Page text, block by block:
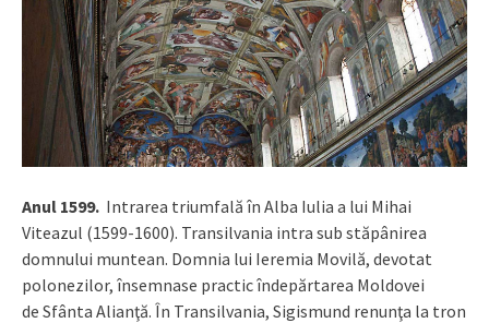
Anul 1599. Intrarea triumfală în Alba Iulia a lui Mihai
Viteazul (1599-1600). Transilvania intra sub stăpânirea
domnului muntean. Domnia lui Ieremia Movilă, devotat
polonezilor, însemnase practic îndepărtarea Moldovei
de Sfânta Alianţă. În Transilvania, Sigismund renunţa la tron